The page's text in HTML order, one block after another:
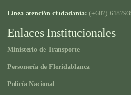
Línea atención ciudadanía: (+607)
Enlaces Institucionales
Ministerio de Transporte
Personería de Floridablanca
Policía Nacional